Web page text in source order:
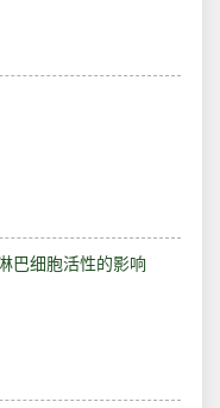
巴细胞活性的影响